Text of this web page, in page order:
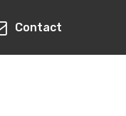
Contact